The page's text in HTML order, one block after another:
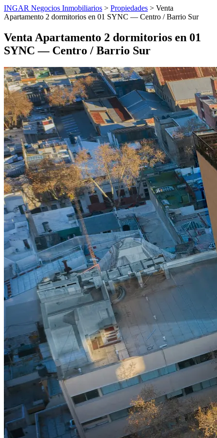
INGAR Negocios Inmobiliarios > Propiedades > Venta
Apartamento 2 dormitorios en 01 SYNC — Centro / Barrio Sur
Venta Apartamento 2 dormitorios en 01
SYNC — Centro / Barrio Sur